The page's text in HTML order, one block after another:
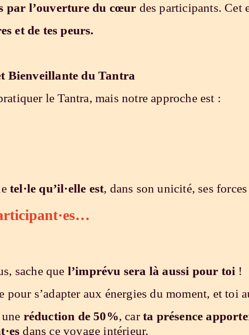
par l’ouverture du cœur des participants. Cet
et de tes peurs.
Bienveillante du Tantra
le Tantra, mais notre approche est :
tel·le qu’il·elle est, dans son unicité, ses
sache que l’imprévu sera là aussi pour toi !
pour s’adapter aux énergies du moment, et toi
réduction de 50%, carta présence
dans ce voyage intérieur.